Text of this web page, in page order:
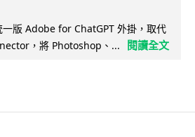
版 Adobe for ChatGPT 外掛，取代
，將 Photoshop、...
閱讀全文